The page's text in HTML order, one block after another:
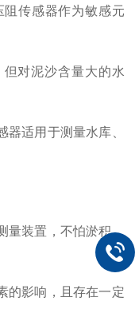
传感器作为敏感元
对泥沙含量大的水
适用于测量水库、
量装置，不怕淤积、
的影响，且存在一定